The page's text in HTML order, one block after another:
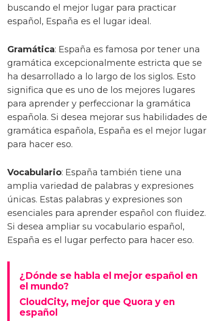
buscando el mejor lugar para practicar
español, España es el lugar ideal.
Gramática: España es famosa por tener una
gramática excepcionalmente estricta que se
ha desarrollado a lo largo de los siglos. Esto
significa que es uno de los mejores lugares
para aprender y perfeccionar la gramática
española. Si desea mejorar sus habilidades de
gramática española, España es el mejor lugar
para hacer eso.
Vocabulario: España también tiene una
amplia variedad de palabras y expresiones
únicas. Estas palabras y expresiones son
esenciales para aprender español con fluidez.
Si desea ampliar su vocabulario español,
España es el lugar perfecto para hacer eso.
¿Dónde se habla el mejor español en
el mundo?
CloudCity, mejor que Quora y en
español